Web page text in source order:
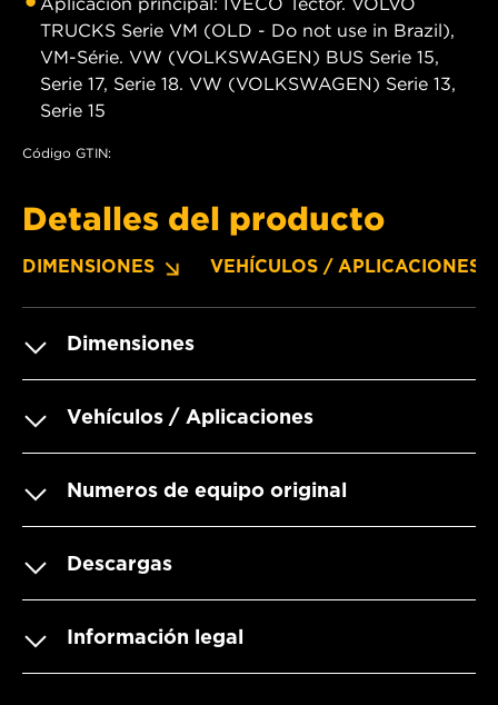
TRUCKS Serie VM (OLD - Do not use in Brazil),
VM-Série. VW (VOLKSWAGEN) BUS Serie 15,
Serie 17, Serie 18. VW (VOLKSWAGEN) Serie 13,
Serie 15
Código GTIN:
Detalles del producto
DIMENSIONES VEHÍCULOS / APLICACIONES
Dimensiones
Vehículos / Aplicaciones
Numeros de equipo original
Descargas
Información legal